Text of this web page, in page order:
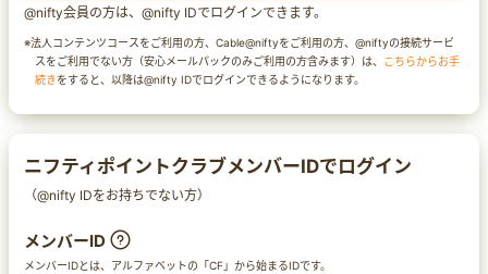
@nifty会員の方は、@nifty IDでログインできます。
※法人コンテンツコースをご利用の方、Cable@niftyをご利用の方、@niftyの接続サービ
スをご利用でない方（安心メールパックのみご利用の方含みます）は、 こちらからお手
続きをすると、以降は@nifty IDでログインできるようになります。
ニフティポイントクラブメンバーIDでログイン
（@nifty IDをお持ちでない方）
メンバーID
メンバーIDとは、アルファベットの「CF」から始まるIDです。